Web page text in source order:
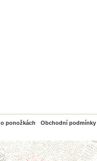
ponožkách Obchodní podmínky
PayPal